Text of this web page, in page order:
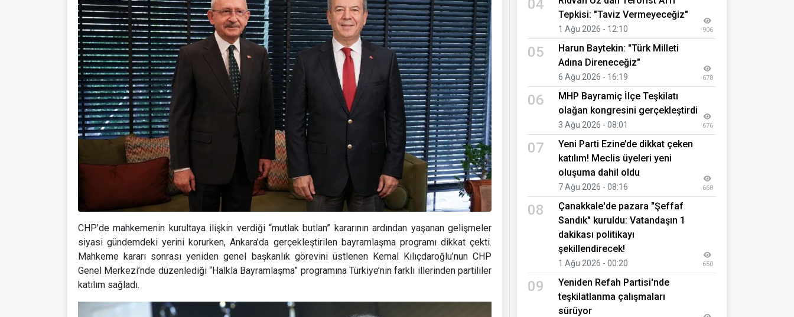
CHP’de mahkemenin kurultaya ilişkin verdiği “mutlak butlan” kararının ardından yaşanan gelişmeler
siyasi gündemdeki yerini korurken, Ankara’da gerçekleştirilen bayramlaşma programı dikkat çekti.
Mahkeme kararı sonrası yeniden genel başkanlık görevini üstlenen Kemal Kılıçdaroğlu’nun CHP
Genel Merkezi’nde düzenlediği “Halkla Bayramlaşma” programına Türkiye’nin farklı illerinden partililer
katılım sağladı.
04
Tepkisi: "Taviz Vermeyeceğiz"
1 Ağu 2026 - 12:10 906
05
Harun Baytekin: "Türk Milleti
Adına Direneceğiz"
6 Ağu 2026 - 16:19 678
06
MHP Bayramiç İlçe Teşkilatı
olağan kongresini gerçekleştirdi
3 Ağu 2026 - 08:01 676
07
Yeni Parti Ezine’de dikkat çeken
katılım! Meclis üyeleri yeni
oluşuma dahil oldu
7 Ağu 2026 - 08:16 668
08
Çanakkale'de pazara "Şeffaf
Sandık" kuruldu: Vatandaşın 1
dakikası politikayı
şekillendirecek!
1 Ağu 2026 - 00:20 650
09
Yeniden Refah Partisi'nde
teşkilatlanma çalışmaları
sürüyor